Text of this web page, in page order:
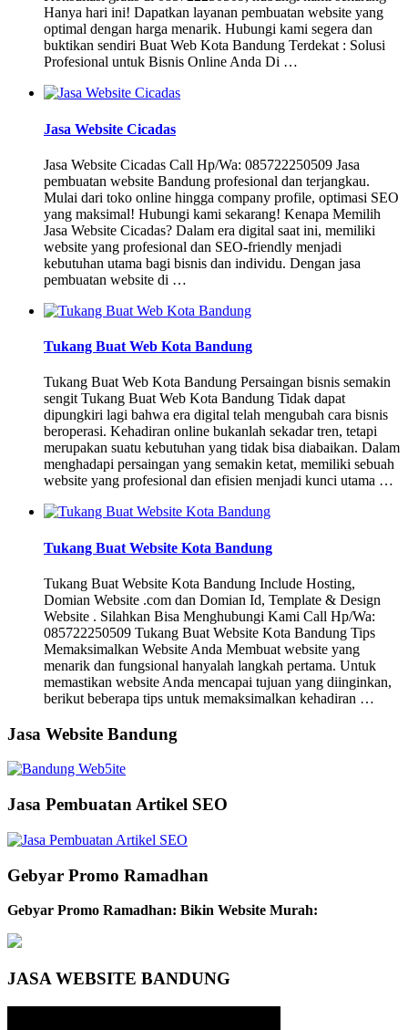
Hanya hari ini! Dapatkan layanan pembuatan website yang
optimal dengan harga menarik. Hubungi kami segera dan
buktikan sendiri Buat Web Kota Bandung Terdekat : Solusi
Profesional untuk Bisnis Online Anda Di …
Jasa Website Cicadas
Jasa Website Cicadas Call Hp/Wa: 085722250509 Jasa
pembuatan website Bandung profesional dan terjangkau.
Mulai dari toko online hingga company profile, optimasi SEO
yang maksimal! Hubungi kami sekarang! Kenapa Memilih
Jasa Website Cicadas? Dalam era digital saat ini, memiliki
website yang profesional dan SEO-friendly menjadi
kebutuhan utama bagi bisnis dan individu. Dengan jasa
pembuatan website di …
Tukang Buat Web Kota Bandung
Tukang Buat Web Kota Bandung Persaingan bisnis semakin
sengit Tukang Buat Web Kota Bandung Tidak dapat
dipungkiri lagi bahwa era digital telah mengubah cara bisnis
beroperasi. Kehadiran online bukanlah sekadar tren, tetapi
merupakan suatu kebutuhan yang tidak bisa diabaikan. Dalam
menghadapi persaingan yang semakin ketat, memiliki sebuah
website yang profesional dan efisien menjadi kunci utama …
Tukang Buat Website Kota Bandung
Tukang Buat Website Kota Bandung Include Hosting,
Domian Website .com dan Domian Id, Template & Design
Website . Silahkan Bisa Menghubungi Kami Call Hp/Wa:
085722250509 Tukang Buat Website Kota Bandung Tips
Memaksimalkan Website Anda Membuat website yang
menarik dan fungsional hanyalah langkah pertama. Untuk
memastikan website Anda mencapai tujuan yang diinginkan,
berikut beberapa tips untuk memaksimalkan kehadiran …
Jasa Website Bandung
Jasa Pembuatan Artikel SEO
Gebyar Promo Ramadhan
Gebyar Promo Ramadhan: Bikin Website Murah:
JASA WEBSITE BANDUNG